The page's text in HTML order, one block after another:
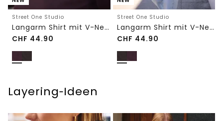
Street One Studio
Langarm Shirt mit V-Neck und Spitze
CHF 44.90
Street One Studio
Langarm Shirt mit V-Neck und Spitze
CHF 44.90
Layering‑Ideen